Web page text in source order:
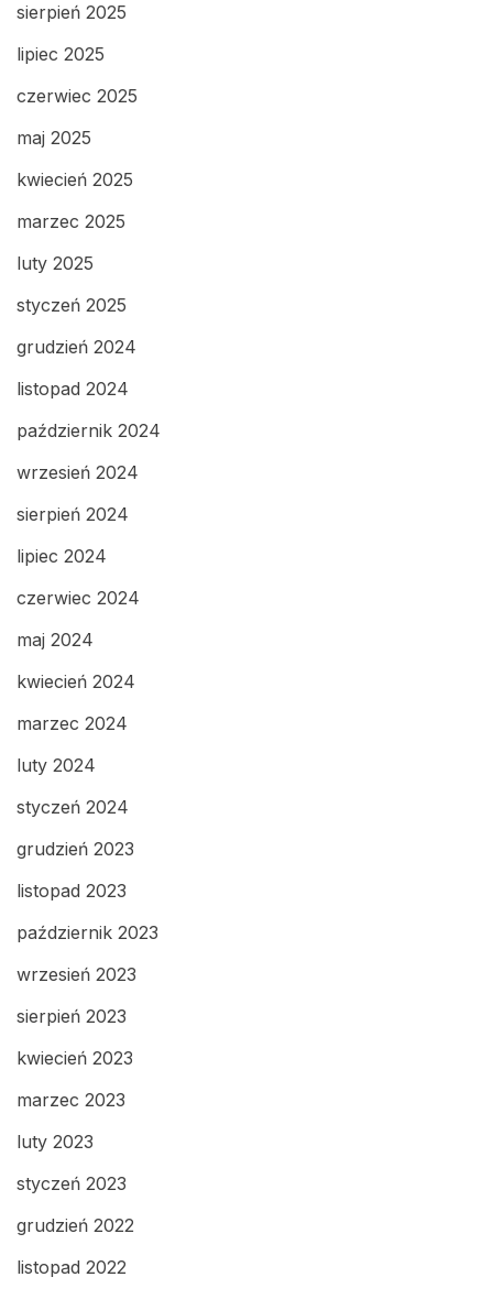
sierpień 2025
lipiec 2025
czerwiec 2025
maj 2025
kwiecień 2025
marzec 2025
luty 2025
styczeń 2025
grudzień 2024
listopad 2024
październik 2024
wrzesień 2024
sierpień 2024
lipiec 2024
czerwiec 2024
maj 2024
kwiecień 2024
marzec 2024
luty 2024
styczeń 2024
grudzień 2023
listopad 2023
październik 2023
wrzesień 2023
sierpień 2023
kwiecień 2023
marzec 2023
luty 2023
styczeń 2023
grudzień 2022
listopad 2022